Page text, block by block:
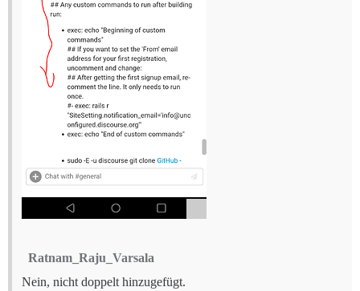
Ratnam_Raju_Varsala
Nein, nicht doppelt hinzugefügt.